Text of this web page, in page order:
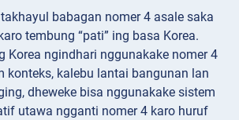
takhayul babagan nomer 4 asale saka
tembung “pati” ing basa Korea.
Korea ngindhari nggunakake nomer 4
konteks, kalebu lantai bangunan lan
dheweke bisa nggunakake sistem
utawa ngganti nomer 4 karo huruf